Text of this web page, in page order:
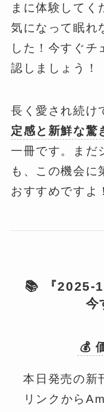
まに体験してく
気になって眠れ
した！今すぐチ
認しましょう！
長く愛され続け
定感と新鮮な驚
一冊です。まだ
も、この機会に
おすすめですよ！
📚 『2025-
今
💰
本日発売の新
リンクから